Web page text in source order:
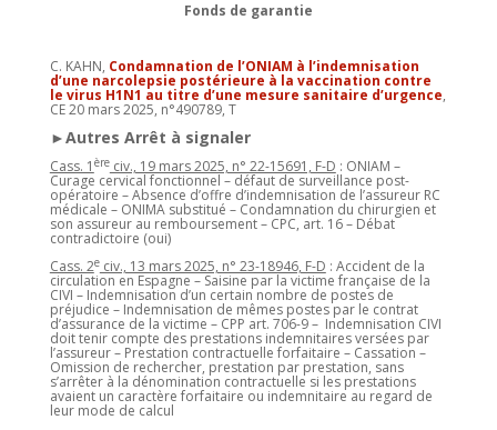
Fonds de garantie
C. KAHN, Condamnation de l’ONIAM à l’indemnisation
d’une narcolepsie postérieure à la vaccination contre
le virus H1N1 au titre d’une mesure sanitaire d’urgence,
CE 20 mars 2025, n°490789, T
►Autres Arrêt à signaler
Cass. 1 èreciv., 19 mars 2025, n° 22-15691, F-D : ONIAM –
Curage cervical fonctionnel – défaut de surveillance post-
opératoire – Absence d’offre d’indemnisation de l’assureur RC
médicale – ONIMA substitué – Condamnation du chirurgien et
son assureur au remboursement – CPC, art. 16 – Débat
contradictoire (oui)
Cass. 2eciv., 13 mars 2025, n° 23-18946, F-D : Accident de la
circulation en Espagne – Saisine par la victime française de la
CIVI – Indemnisation d’un certain nombre de postes de
préjudice – Indemnisation de mêmes postes par le contrat
d’assurance de la victime – CPP art. 706-9 – Indemnisation CIVI
doit tenir compte des prestations indemnitaires versées par
l’assureur – Prestation contractuelle forfaitaire – Cassation –
Omission de rechercher, prestation par prestation, sans
s’arrêter à la dénomination contractuelle si les prestations
avaient un caractère forfaitaire ou indemnitaire au regard de
leur mode de calcul